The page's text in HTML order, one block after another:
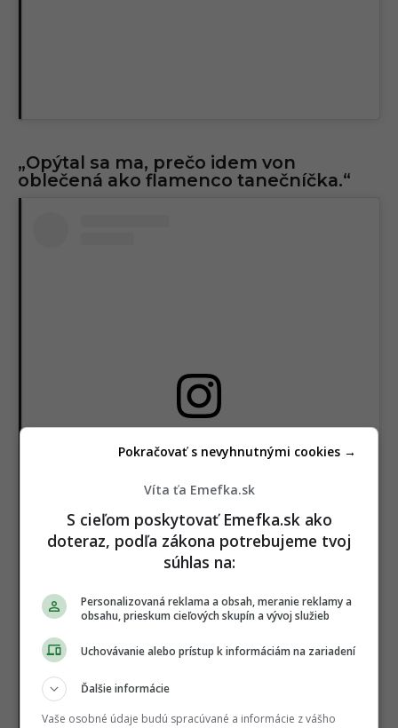
„Opýtal sa ma, prečo idem von
oblečená ako flamenco tanečníčka.“
View this post on Instagram
A post shared by Olivia Jackson (@clothesmyboyfriendhates)
Víta ťa Emefka.sk
S cieľom poskytovať Emefka.sk ako
doteraz, podľa zákona potrebujeme tvoj
súhlas na:
Personalizovaná reklama a obsah, meranie reklamy a
obsahu, prieskum cieľových skupín a vývoj služieb
Uchovávanie alebo prístup k informáciám na zariadení
Ďalšie informácie
Vaše osobné údaje budú spracúvané a informácie z vášho
Pokračovať s nevyhnutnými cookies →